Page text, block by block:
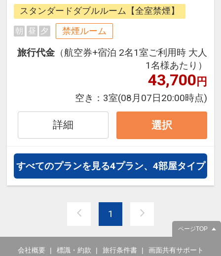
東京ベイ有明ワシントンホテルは、
ゆりかもめ有明駅・りんかい線国際
展示場駅から徒歩3分、ビジネスや
お台場エリアの観光にも最適です。
周辺のテーマパークへのアクセスも
抜群。東京ディズニーリゾート・グ
ッドネイバーホテルとして毎日無料
の送迎バスが２つのパークへ運行中
です。有明アリーナ、有明ガーデ
ン、劇団四季、ダイバーシティ東
京､レゴランド、マダムタッソー、
では遊びきれない話題のスポットが
いっぱいです。
スタンダードダブルルーム【全室禁煙】
朝 昼 夕 禁煙ルーム
旅行代金 （航空券+宿泊 2名1室ご利用時 大人
1名様あたり）
43,700円
空き： 3室(08月07日20:00時点)
詳細 選択
すべてのプランを見る4プラン、4部屋タイプ
1
ページTOP
会社概要 標識・約款 旅行条件書 画面共有サポート